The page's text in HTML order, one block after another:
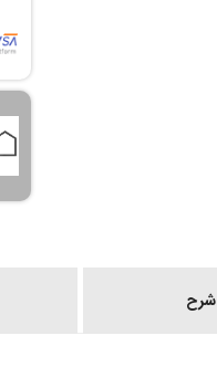
شرح